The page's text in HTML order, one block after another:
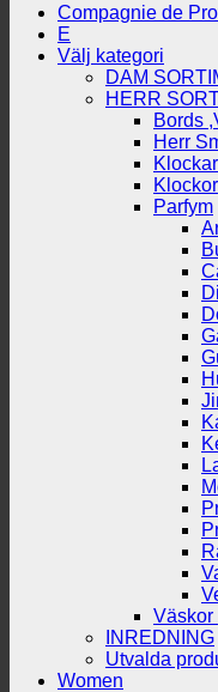
Compagnie de
E
Välj kategori
DAM
HERR
Bords
Herr
Klockor
Parfym
Väskor
INREDNING
Utvalda
Women